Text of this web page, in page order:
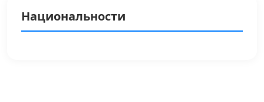
Национальности